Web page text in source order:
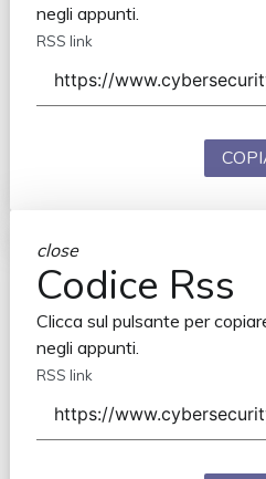
negli appunti.
RSS link
close
Codice Rss
Clicca sul pulsante per
negli appunti.
RSS link